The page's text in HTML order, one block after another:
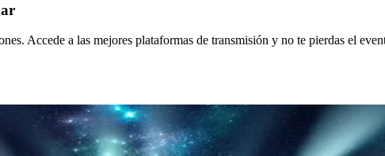
Accede a las mejores plataformas de transmisión y no te pierdas el